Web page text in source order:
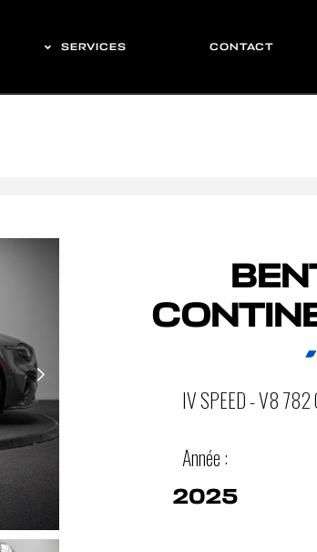
SERVICES CONTACT
IV SPEED - V8 782
Année :
2025